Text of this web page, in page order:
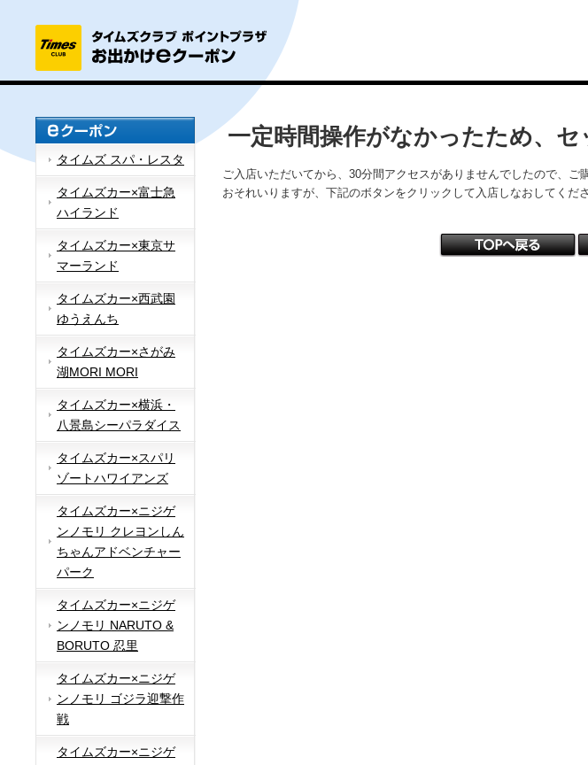
タイムズ スパ・レスタ
タイムズカー×富士急
ハイランド
タイムズカー×東京サ
マーランド
タイムズカー×西武園
ゆうえんち
タイムズカー×さがみ
湖MORI MORI
タイムズカー×横浜・
八景島シーパラダイス
タイムズカー×スパリ
ゾートハワイアンズ
タイムズカー×ニジゲ
ンノモリ クレヨンしん
ちゃんアドベンチャー
パーク
タイムズカー×ニジゲ
ンノモリ NARUTO &
BORUTO 忍里
タイムズカー×ニジゲ
ンノモリ ゴジラ迎撃作
戦
タイムズカー×ニジゲ
一定時間操作がなかったため、
ご入店いただいてから、30分間アクセスがありませんでしたので、ご
おそれいりますが、下記のボタンをクリックして入店しなおしてくださ